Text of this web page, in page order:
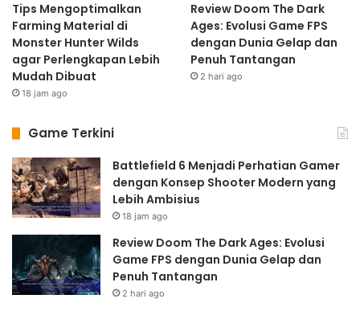
Tips Mengoptimalkan
Farming Material di
Monster Hunter Wilds
agar Perlengkapan Lebih
Mudah Dibuat
18 jam ago
Review Doom The Dark
Ages: Evolusi Game FPS
dengan Dunia Gelap dan
Penuh Tantangan
2 hari ago
Game Terkini
Battlefield 6 Menjadi Perhatian Gamer
dengan Konsep Shooter Modern yang
Lebih Ambisius
18 jam ago
Review Doom The Dark Ages: Evolusi
Game FPS dengan Dunia Gelap dan
Penuh Tantangan
2 hari ago